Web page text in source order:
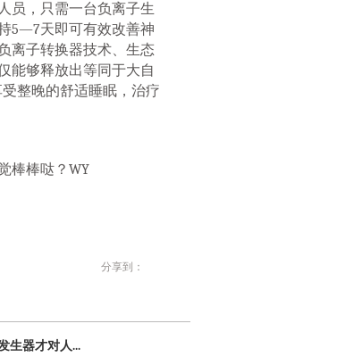
员，只需一台负离子生
5—7天即可有效改善神
离子转换器技术、生态
能够释放出等同于大自
整晚的舒适睡眠，治疗
棒棒哒？WY
分享到：
生器才对人...